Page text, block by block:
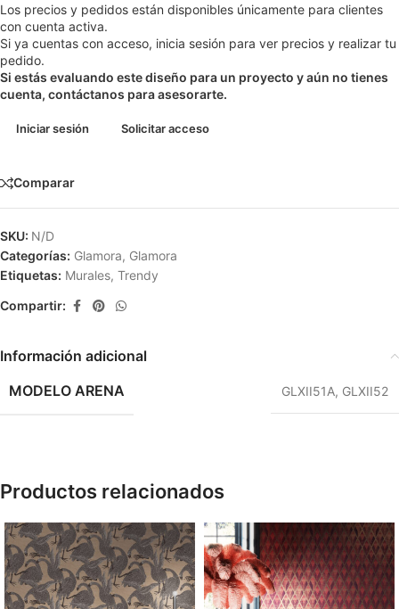
Los precios y pedidos están disponibles únicamente para clientes
con cuenta activa.
Si ya cuentas con acceso, inicia sesión para ver precios y realizar tu
pedido.
Si estás evaluando este diseño para un proyecto y aún no tienes
cuenta, contáctanos para asesorarte.
Iniciar sesión Solicitar acceso
Comparar
SKU: N/D
Categorías: Glamora, Glamora
Etiquetas: Murales, Trendy
Compartir:
Información adicional
MODELO ARENA
GLXII51A, GLXII52
Productos relacionados